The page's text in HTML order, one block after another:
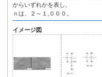
からいずれかを表し、
ｎは、２～１,０００。
イメージ図